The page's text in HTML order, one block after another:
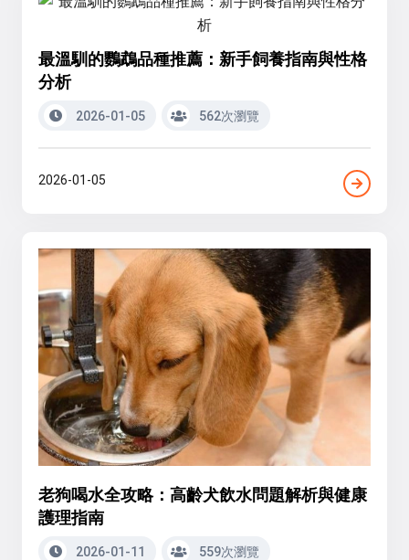
最溫馴的鸚鵡品種推薦：新手飼養指南與性格
分析
2026-01-05 562次瀏覽
2026-01-05
老狗喝水全攻略：高齡犬飲水問題解析與健康
護理指南
2026-01-11 559次瀏覽